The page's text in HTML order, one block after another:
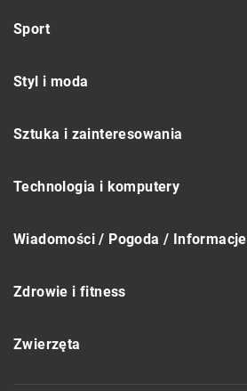
Sport
Styl i moda
Sztuka i zainteresowania
Technologia i komputery
Wiadomości / Pogoda / Informacje
Zdrowie i fitness
Zwierzęta